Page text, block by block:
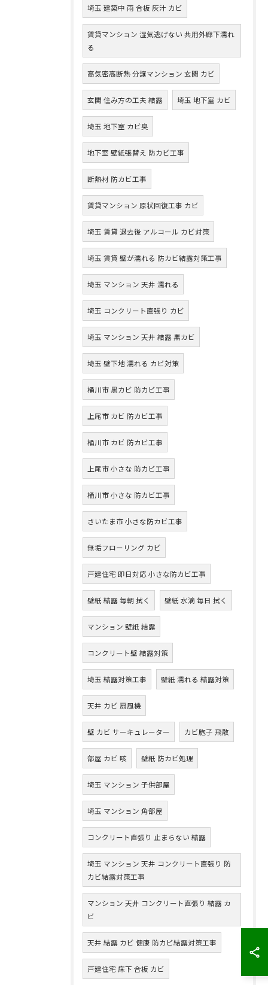
埼玉 建築中 雨 合板 灰汁 カビ
賃貸マンション 湿気逃げない 共用外廊下濡れ
る
高気密高断熱 分譲マンション 玄関 カビ
玄関 住み方の工夫 結露 埼玉 地下室 カビ
埼玉 地下室 カビ臭
地下室 壁紙張替え 防カビ工事
断熱材 防カビ工事
賃貸マンション 原状回復工事 カビ
埼玉 賃貸 退去後 アルコール カビ対策
埼玉 賃貸 壁が濡れる 防カビ結露対策工事
埼玉 マンション 天井 濡れる
埼玉 コンクリート直張り カビ
埼玉 マンション 天井 結露 黒カビ
埼玉 壁下地 濡れる カビ対策
桶川市 黒カビ 防カビ工事
上尾市 カビ 防カビ工事
桶川市 カビ 防カビ工事
上尾市 小さな 防カビ工事
桶川市 小さな 防カビ工事
さいたま市 小さな防カビ工事
無垢フローリング カビ
戸建住宅 即日対応 小さな防カビ工事
壁紙 結露 毎朝 拭く 壁紙 水滴 毎日 拭く
マンション 壁紙 結露
コンクリート壁 結露対策
埼玉 結露対策工事 壁紙 濡れる 結露対策
天井 カビ 扇風機
壁 カビ サーキュレーター カビ胞子 飛散
部屋 カビ 咳 壁紙 防カビ処理
埼玉 マンション 子供部屋
埼玉 マンション 角部屋
コンクリート直張り 止まらない 結露
埼玉 マンション 天井 コンクリート直張り 防
カビ結露対策工事
マンション 天井 コンクリート直張り 結露 カ
ビ
天井 結露 カビ 健康 防カビ結露対策工事
戸建住宅 床下 合板 カビ